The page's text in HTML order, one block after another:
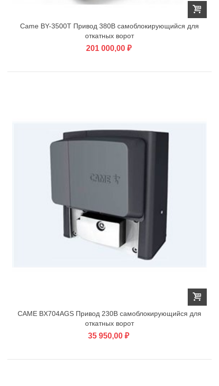
Came BY-3500T Привод 380В самоблокирующийся для
откатных ворот
201 000,00 ₽
CAME BX704AGS Привод 230В самоблокирующийся для
откатных ворот
35 950,00 ₽